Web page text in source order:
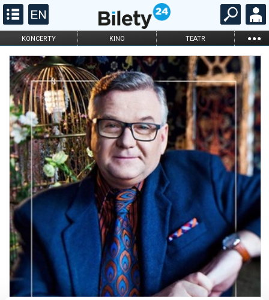
KONCERTY KINO TEATR ...
FILHARMONIA OPERA I BALET
STAND-UP
DLA DZIECI
ONLINE KARNETY